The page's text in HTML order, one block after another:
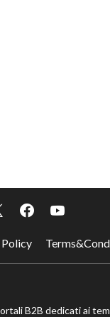
B2B dedicati ai